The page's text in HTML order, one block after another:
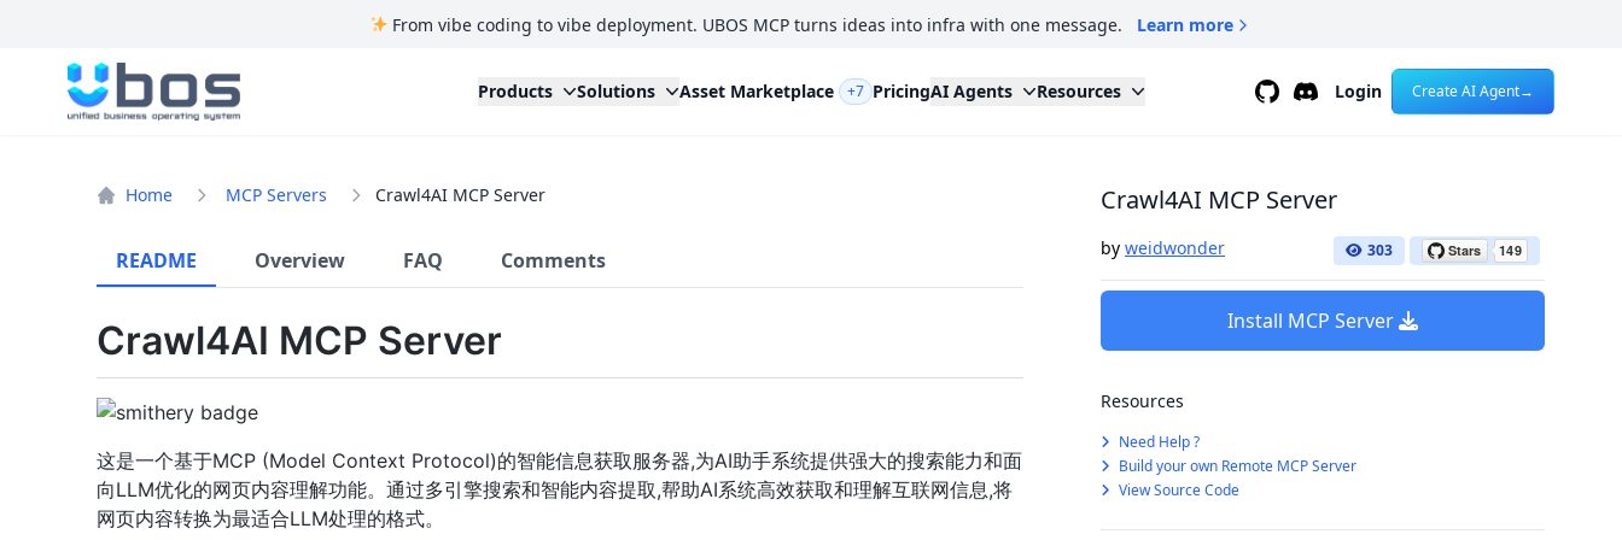
From vibe coding to vibe deployment. UBOS MCP turns ideas into infra with one message. Learn more
UBOS
Products Solutions Asset Marketplace +7 PricingAI Agents Resources GithubDiscordLogin Create AI Agent→
Home MCP Servers Crawl4AI MCP Server
README Overview FAQ Comments
Crawl4AI MCP Server
这是一个基于MCP (Model Context Protocol)的智能信息获取服务器,为AI助手系统提供强大的搜索能力和面
向LLM优化的网页内容理解功能。通过多引擎搜索和智能内容提取,帮助AI系统高效获取和理解互联网信息,将
网页内容转换为最适合LLM处理的格式。
Crawl4AI MCP Server
by weidwonder 303
Install MCP Server
Resources
Need Help ?
Build your own Remote MCP Server
View Source Code